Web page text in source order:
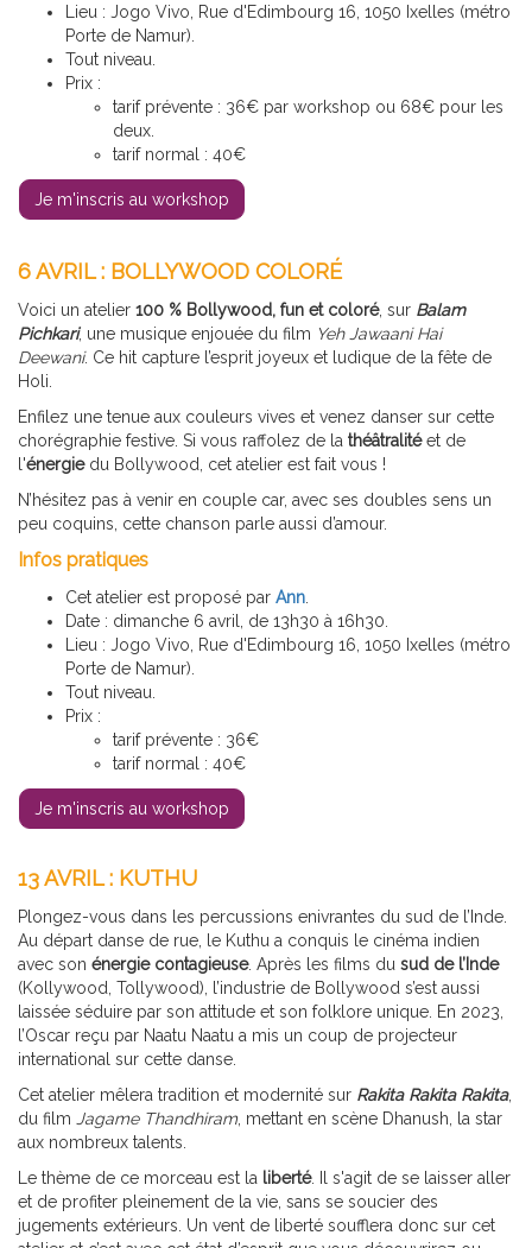
Lieu : Jogo Vivo, Rue d'Edimbourg 16, 1050 Ixelles (métro
Porte de Namur).
Tout niveau.
Prix :
tarif prévente : 36€ par workshop ou 68€ pour les
deux.
tarif normal : 40€
Je m'inscris au workshop
6 AVRIL : BOLLYWOOD COLORÉ
Voici un atelier 100 % Bollywood, fun et coloré, sur Balam
Pichkari, une musique enjouée du film Yeh Jawaani Hai
Deewani. Ce hit capture l’esprit joyeux et ludique de la fête de
Holi.
Enfilez une tenue aux couleurs vives et venez danser sur cette
chorégraphie festive. Si vous raffolez de la théâtralitéet de
l'énergie du Bollywood, cet atelier est fait vous !
N’hésitez pas à venir en couple car, avec ses doubles sens un
peu coquins, cette chanson parle aussi d’amour.
Infos pratiques
Cet atelier est proposé par Ann
Date : dimanche 6 avril, de 13h30 à 16h30.
Lieu : Jogo Vivo, Rue d'Edimbourg 16, 1050 Ixelles (métro
Porte de Namur).
Tout niveau.
Prix :
tarif prévente : 36€
tarif normal : 40€
Je m'inscris au workshop
13 AVRIL : KUTHU
Plongez-vous dans les percussions enivrantes du sud de l’Inde.
Au départ danse de rue, le Kuthu a conquis le cinéma indien
avec son énergie contagieuse. Après les films du sud de l’Inde
(Kollywood, Tollywood), l’industrie de Bollywood s’est aussi
laissée séduire par son attitude et son folklore unique. En 2023,
l’Oscar reçu par Naatu Naatu a mis un coup de projecteur
international sur cette danse.
Cet atelier mêlera tradition et modernité sur Rakita Rakita Rakita,
du film Jagame Thandhiram, mettant en scène Dhanush, la star
aux nombreux talents.
Le thème de ce morceau est la liberté. Il s'agit de se laisser aller
et de profiter pleinement de la vie, sans se soucier des
jugements extérieurs. Un vent de liberté soufflera donc sur cet